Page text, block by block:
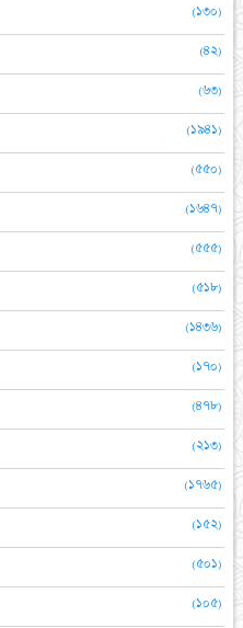
(১৩০)
(৪২)
(৬৩)
(১৯৪১)
(৫৫০)
(১৬৪৭)
(৫৫৫)
(৫১৮)
(১৪৩৬)
(১৭০)
(৪৭৮)
(২১৩)
(১৭৬৫)
(১৫২)
(৫০১)
(১০৫)